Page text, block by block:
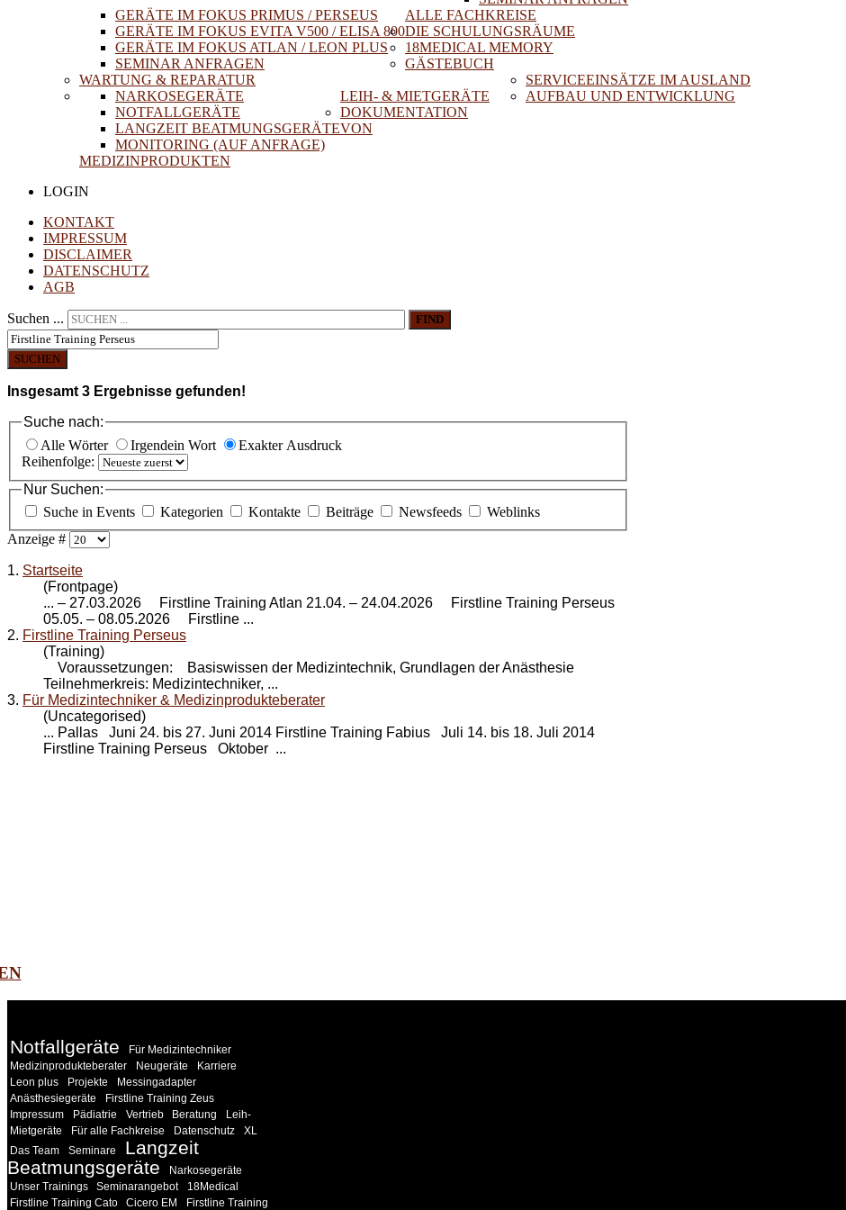
ALLE FACHKREISE
GERÄTE IM FOKUS PRIMUS / PERSEUS
GERÄTE IM FOKUS EVITA V500 / ELISA 800
GERÄTE IM FOKUS ATLAN / LEON PLUS
SEMINAR ANFRAGEN
DIE SCHULUNGSRÄUME
18MEDICAL MEMORY
GÄSTEBUCH
WARTUNG & REPARATUR
LEIH- & MIETGERÄTE
NARKOSEGERÄTE
NOTFALLGERÄTE
LANGZEIT BEATMUNGSGERÄTE
MONITORING (AUF ANFRAGE)
DOKUMENTATION
VON
MEDIZINPRODUKTEN
SERVICEEINSÄTZE IM AUSLAND
AUFBAU UND ENTWICKLUNG
LOGIN
KONTAKT
IMPRESSUM
DISCLAIMER
DATENSCHUTZ
AGB
Suchen ... FIND
SUCHEN
Insgesamt 3 Ergebnisse gefunden!
Suche nach:
Alle Wörter
Irgendein Wort
Exakter Ausdruck
Reihenfolge:
Nur Suchen:
Suche in Events
Kategorien Kontakte Beiträge Newsfeeds
Weblinks
Anzeige #
1. Startseite
(Frontpage)
... – 27.03.2026 Firstline Training Atlan 21.04. – 24.04.2026
Firstline Training Perseus
05.05. – 08.05.2026 Firstline ...
2. Firstline Training Perseus
(Training)
Voraussetzungen: Basiswissen der Medizintechnik, Grundlagen der Anästhesie
Teilnehmerkreis: Medizintechniker, ...
3. Für Medizintechniker & Medizinprodukteberater
(Uncategorised)
... Pallas Juni 24. bis 27. Juni 2014 Firstline Training Fabius Juli 14. bis 18. Juli 2014
Firstline Training Perseus Oktober ...
Notfallgeräte
Für Medizintechniker
Medizinprodukteberater
Neugeräte
Karriere
Leon plus
Projekte
Messingadapter
Anästhesiegeräte
Firstline Training Zeus
Impressum
Pädiatrie Vertrieb Beratung
Leih-
Mietgeräte
Für alle Fachkreise Datenschutz
XL
Das Team
Seminare
Langzeit
Beatmungsgeräte
Narkosegeräte
Unser Trainings
Seminarangebot
18Medical
Firstline Training Cato
Cicero EM
Firstline Training